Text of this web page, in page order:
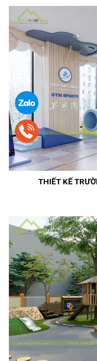
THIẾT KẾ